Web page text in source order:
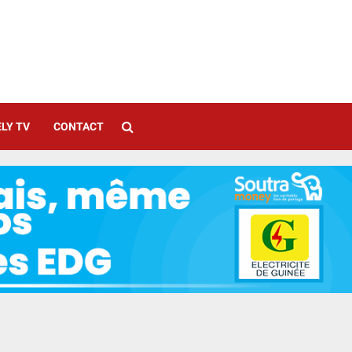
TV CONTACT